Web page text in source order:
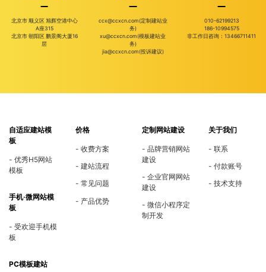
北京市 顺义区 旭辉空港中心
A座315
北京市 朝阳区 鹏景阁大厦16
层
ccx@ccxcn.com(定制建站业
务)
xu@ccxcn.com(模板建站业
务)
jia@ccxcn.com(投诉建议)
010-62199213
186-10994575
非工作日咨询：13466711411
自适应建站模
板
优秀H5网站
模板
手机·微网站模
板
受欢迎手机模
板
PC模板建站
价格
收费方案
建站流程
常见问题
产品优势
定制网站建设
品牌营销网站
建设
企业官网网站
建设
微信小程序定
制开发
关于我们
联系
付款账号
技术支持